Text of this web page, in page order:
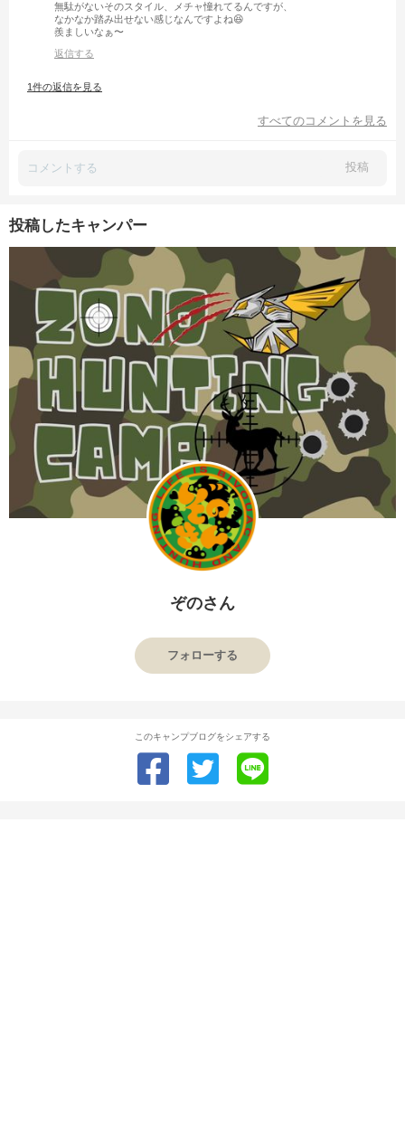
無駄がないそのスタイル、メチャ憧れてるんですが、
なかなか踏み出せない感じなんですよね😆
羨ましいなぁ〜
返信する
1件の返信を見る
すべてのコメントを見る
投稿
投稿したキャンパー
ぞのさん
フォローする
このキャンプブログをシェアする